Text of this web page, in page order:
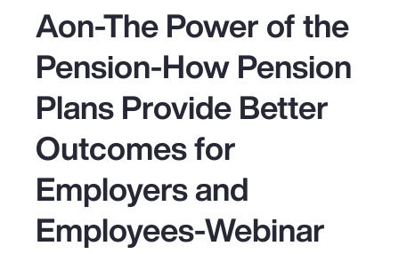
Aon-The Power of the
Pension-How Pension
Plans Provide Better
Outcomes for
Employers and
Employees-Webinar